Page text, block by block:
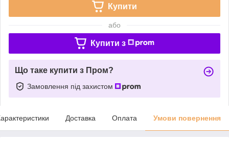
Купити
або
Купити з
Що таке купити з Пром?
Замовлення під захистом
Доставка Оплата Умови повернення